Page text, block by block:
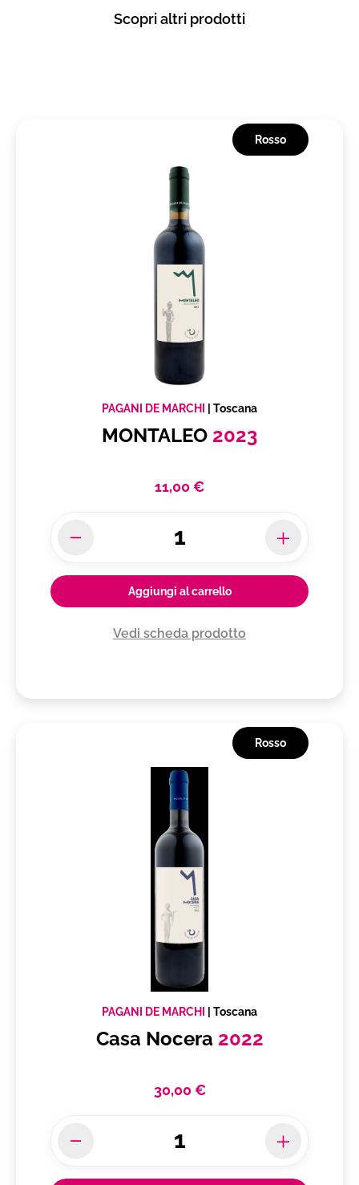
Scopri altri prodotti
Rosso
PAGANI DE MARCHI Toscana
MONTALEO 2023
11,00 €
Aggiungi al carrello
Vedi scheda prodotto
Rosso
PAGANI DE MARCHI Toscana
Casa Nocera 2022
30,00 €